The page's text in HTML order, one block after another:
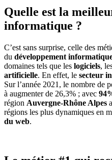
Quelle est la
informatique ?
C’est sans surprise, celle des
du développement
domaines tels que les logiciels,
artificielle. En effet, le secteur
Sur l’année 2021, le nombre de
à augmenter de 26,3% ; avec
région Auvergne-Rhône Alpes
régions les plus dynamiques en
du web.